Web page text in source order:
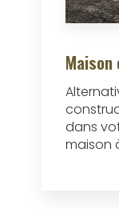
dans
maison